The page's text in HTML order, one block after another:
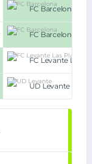
FC Barcelona
FC Barcelona
FC Levante Las
UD Levante